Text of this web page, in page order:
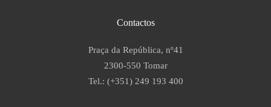
Contactos
Praça da República, nº41
2300-550 Tomar
Tel.: (+351) 249 193 400